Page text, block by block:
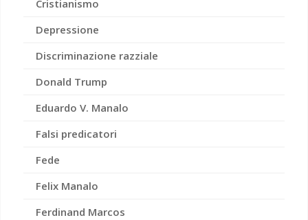
Cristianismo
Depressione
Discriminazione razziale
Donald Trump
Eduardo V. Manalo
Falsi predicatori
Fede
Felix Manalo
Ferdinand Marcos